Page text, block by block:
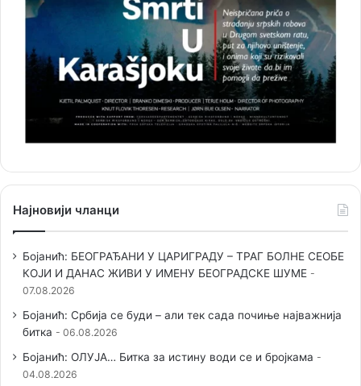
Најновији чланци
Бојанић: БЕОГРАЂАНИ У ЦАРИГРАДУ – ТРАГ БОЛНЕ СЕОБЕ
КОЈИ И ДАНАС ЖИВИ У ИМЕНУ БЕОГРАДСКЕ ШУМЕ
07.08.2026
Бојанић: Србија се буди – али тек сада почиње најважнија
битка
06.08.2026
Бојанић: ОЛУЈА… Битка за истину води се и бројкама
04.08.2026